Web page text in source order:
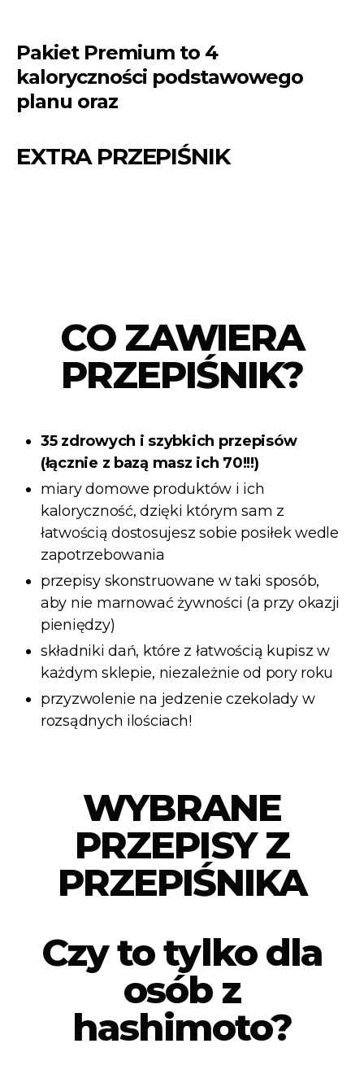
Pakiet Premium to 4
kaloryczności podstawowego
planu oraz
EXTRA PRZEPIŚNIK
CO ZAWIERA
PRZEPIŚNIK?
35 zdrowych i szybkich przepisów
(łącznie z bazą masz ich 70!!!)
miary domowe produktów i ich
kaloryczność, dzięki którym sam z
łatwością dostosujesz sobie posiłek wedle
zapotrzebowania
przepisy skonstruowane w taki sposób,
aby nie marnować żywności (a przy okazji
pieniędzy)
składniki dań, które z łatwością kupisz w
każdym sklepie, niezależnie od pory roku
przyzwolenie na jedzenie czekolady w
rozsądnych ilościach!
WYBRANE
PRZEPISY Z
PRZEPIŚNIKA
Czy to tylko dla
osób z
hashimoto?